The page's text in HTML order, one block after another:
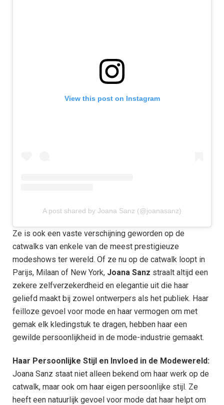
View this post on Instagram
A post shared by Joana Sanz (@joanasanz)
Ze is ook een vaste verschijning geworden op de
catwalks van enkele van de meest prestigieuze
modeshows ter wereld. Of ze nu op de catwalk loopt in
Parijs, Milaan of New York, Joana Sanz straalt altijd een
zekere zelfverzekerdheid en elegantie uit die haar
geliefd maakt bij zowel ontwerpers als het publiek. Haar
feilloze gevoel voor mode en haar vermogen om met
gemak elk kledingstuk te dragen, hebben haar een
gewilde persoonlijkheid in de mode-industrie gemaakt.
Haar Persoonlijke Stijl en Invloed in de Modewereld:
Joana Sanz staat niet alleen bekend om haar werk op de
catwalk, maar ook om haar eigen persoonlijke stijl. Ze
heeft een natuurlijk gevoel voor mode dat haar helpt om